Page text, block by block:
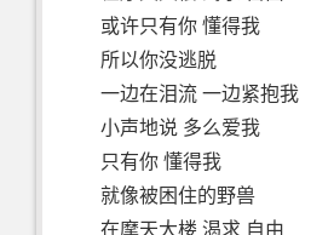
或许只有你 懂得我
所以你没逃脱
一边在泪流 一边紧抱我
小声地说 多么爱我
只有你 懂得我
就像被困住的野兽
在摩天大楼 渴求 自由